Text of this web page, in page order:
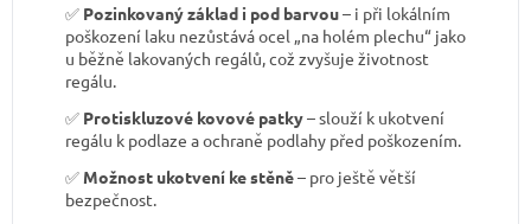
✅ Pozinkovaný základ i pod barvou– i při lokálním
poškození laku nezůstává ocel „na holém plechu“ jako
u běžně lakovaných regálů, což zvyšuje životnost
regálu.
✅ Protiskluzové kovové patky– slouží k ukotvení
regálu k podlaze a ochraně podlahy před poškozením.
✅ Možnost ukotvení ke stěně– pro ještě větší
bezpečnost.